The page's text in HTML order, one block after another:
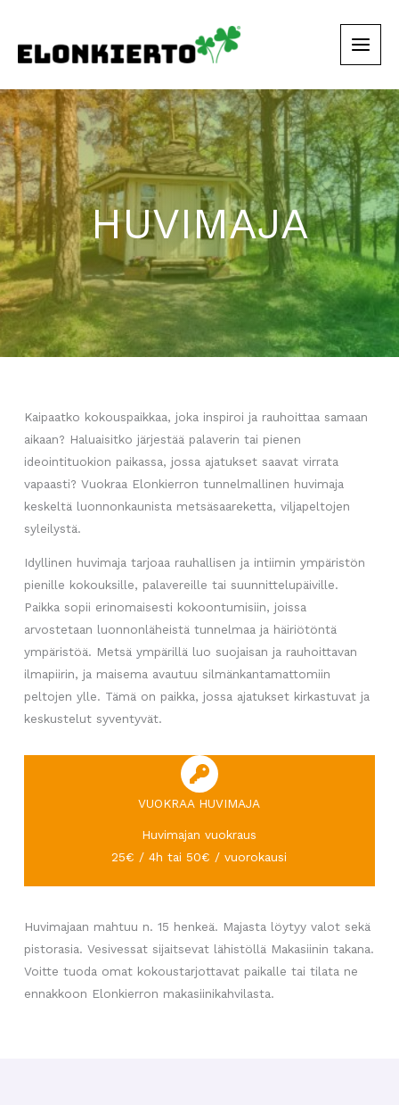
HUVIMAJA
Kaipaatko kokouspaikkaa, joka inspiroi ja rauhoittaa samaan
aikaan? Haluaisitko järjestää palaverin tai pienen
ideointituokion paikassa, jossa ajatukset saavat virrata
vapaasti? Vuokraa Elonkierron tunnelmallinen huvimaja
keskeltä luonnonkaunista metsäsaareketta, viljapeltojen
syleilystä.
Idyllinen huvimaja tarjoaa rauhallisen ja intiimin ympäristön
pienille kokouksille, palavereille tai suunnittelupäiville.
Paikka sopii erinomaisesti kokoontumisiin, joissa
arvostetaan luonnonläheistä tunnelmaa ja häiriötöntä
ympäristöä. Metsä ympärillä luo suojaisan ja rauhoittavan
ilmapiirin, ja maisema avautuu silmänkantamattomiin
peltojen ylle. Tämä on paikka, jossa ajatukset kirkastuvat ja
keskustelut syventyvät.
VUOKRAA HUVIMAJA
Huvimajan vuokraus
25€ / 4h tai 50€ / vuorokausi
Huvimajaan mahtuu n. 15 henkeä. Majasta löytyy valot sekä
pistorasia. Vesivessat sijaitsevat lähistöllä Makasiinin takana.
Voitte tuoda omat kokoustarjottavat paikalle tai tilata ne
ennakkoon Elonkierron makasiinikahvilasta.